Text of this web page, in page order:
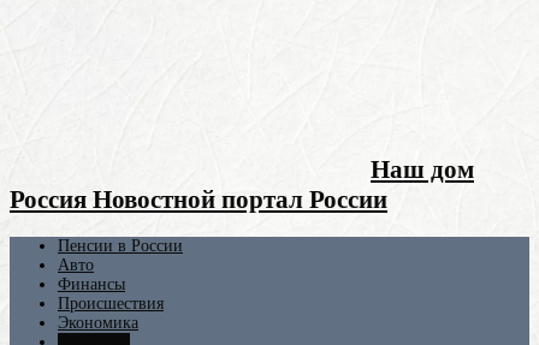
Наш дом
Россия Новостной портал России
Пенсии в России
Авто
Финансы
Происшествия
Экономика